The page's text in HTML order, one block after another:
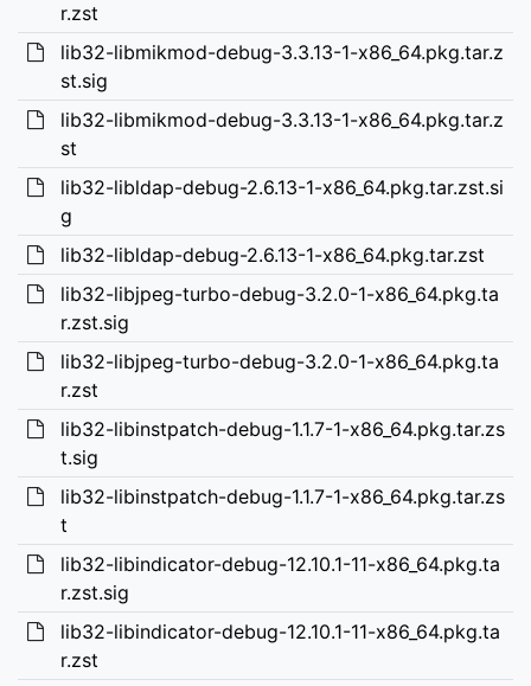
r.zst
lib32-libmikmod-debug-3.3.13-1-x86_64.pkg.tar.z
st.sig
lib32-libmikmod-debug-3.3.13-1-x86_64.pkg.tar.z
st
lib32-libldap-debug-2.6.13-1-x86_64.pkg.tar.zst.si
g
lib32-libldap-debug-2.6.13-1-x86_64.pkg.tar.zst
lib32-libjpeg-turbo-debug-3.2.0-1-x86_64.pkg.ta
r.zst.sig
lib32-libjpeg-turbo-debug-3.2.0-1-x86_64.pkg.ta
r.zst
lib32-libinstpatch-debug-1.1.7-1-x86_64.pkg.tar.zs
t.sig
lib32-libinstpatch-debug-1.1.7-1-x86_64.pkg.tar.zs
t
lib32-libindicator-debug-12.10.1-11-x86_64.pkg.ta
r.zst.sig
lib32-libindicator-debug-12.10.1-11-x86_64.pkg.ta
r.zst